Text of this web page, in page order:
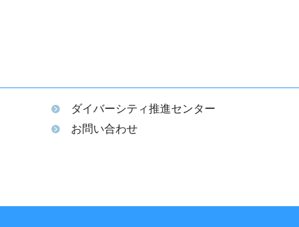
ダイバーシティ推進センター
お問い合わせ